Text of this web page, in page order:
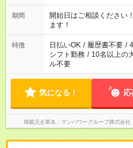
20:00 など 残業なし！ ※Wワークの場合、他のお仕事と合わせ
週40時間超の就業はご
間以上勤務は社会保険へ
（日雇い派遣の原則禁止
案内が難しい場合があり
期間
開始日はご相談くださ
ます！
特徴 日払いOK / 履歴書不要 /
シフト勤務 / 10名以上の
ル不要
気になる！ 応
掲載元企業名 マンパワーグループ株式会